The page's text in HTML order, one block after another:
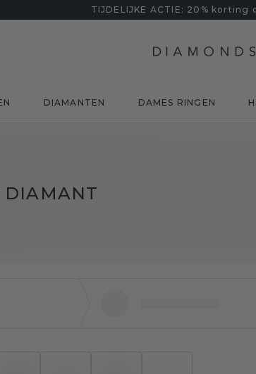
TIJDELIJKE ACTIE: 20%
DIAMANTEN DAMES RINGEN
DIAMANT